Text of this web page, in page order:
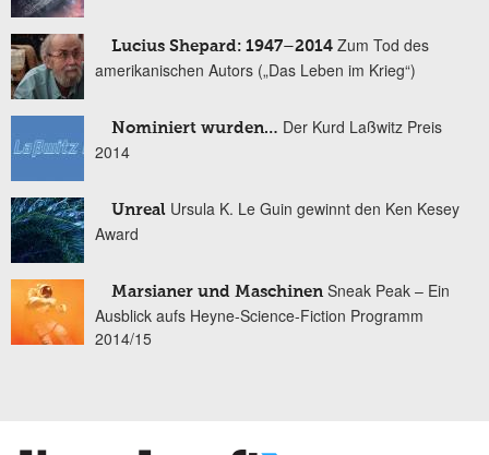
Lucius Shepard: 1947–2014 Zum Tod des
amerikanischen Autors („Das Leben im Krieg“)
Nominiert wurden… Der Kurd Laßwitz Preis
2014
Unreal Ursula K. Le Guin gewinnt den Ken Kesey
Award
Marsianer und Maschinen Sneak Peak – Ein
Ausblick aufs Heyne-Science-Fiction Programm
2014/15